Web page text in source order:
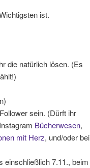
ist.
die natürlich lösen. (Es
sein. (Dürft ihr
Bücherwesen,
mit Herz, und/oder bei
einschließlich 7.11., beim